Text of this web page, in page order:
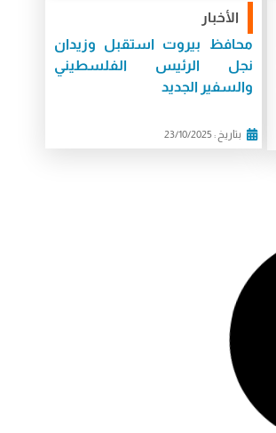
الأخبار
محافظ بيروت استقبل وزيدان
نجل الرئيس الفلسطيني
والسفير الجديد
بتاريخ : 23/10/2025
المصير للشعب الفلسطيني
بتاريخ : 23/10/2025